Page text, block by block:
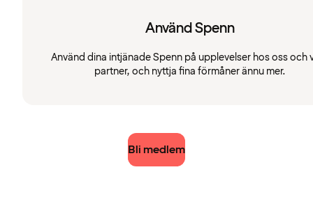
Använd Spenn
Använd dina intjänade Spenn på upplevelser hos oss och
partner, och nyttja fina förmåner ännu mer.
Bli medlem